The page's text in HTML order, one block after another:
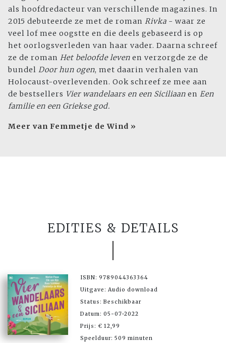
als hoofdredacteur van verschillende magazines. In
2015 debuteerde ze met de roman Rivka - waar ze
veel lof mee oogstte en die deels gebaseerd is op
het oorlogsverleden van haar vader. Daarna schreef
ze de roman Het beloofde leven en verzorgde ze de
bundel Door hun ogen, met daarin verhalen van
Holocaust-overlevenden. Ook schreef ze mee aan
de bestsellers Vier wandelaars en een Siciliaan en Een
familie en een Griekse god.
Meer van Femmetje de Wind »
EDITIES & DETAILS
ISBN: 9789044363364
Uitgave: Audio download
Status: Beschikbaar
Datum: 05-07-2022
Prijs: € 12,99
Speelduur: 509 minuten